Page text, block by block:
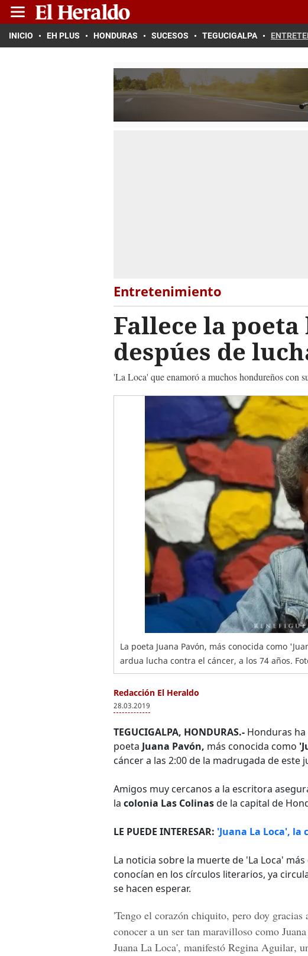
INICIO EH PLUS HONDURAS SUCESOS TEGUCIGALPA
Entretenimiento
Fallece la
despúes de
'La Loca' que enamoró a muchos hondureños con
La poeta Juana Pavón, más conocida como
ardua lucha contra el cáncer, a los 74 años.
Redacción El Heraldo
28.03.2019
TEGUCIGALPA, HONDURAS.- Honduras
poeta Juana Pavón, más conocida como
cáncer a las 2:00 de la madrugada de este
Amigos muy cercanos a la escritora
la colonia Las Colinasde la capital de
LE PUEDE INTERESAR: 'Juana La Loca',
La noticia sobre la muerte de 'La Loca'
conocían en los círculos literarios, ya
se hacen esperar.
'Tengo el corazón chiquito, pero doy
conocer a un ser tan maravilloso como
Juana La Loca', manifestó Regina Aguilar,